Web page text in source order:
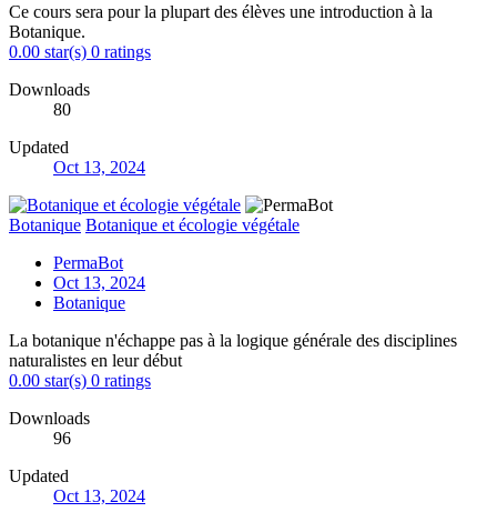
Ce cours sera pour la plupart des élèves une introduction à la
Botanique.
0.00 star(s) 0 ratings
Downloads
80
Updated
Oct 13, 2024
Botanique Botanique et écologie végétale
PermaBot
Oct 13, 2024
Botanique
La botanique n'échappe pas à la logique générale des disciplines
naturalistes en leur début
0.00 star(s) 0 ratings
Downloads
96
Updated
Oct 13, 2024